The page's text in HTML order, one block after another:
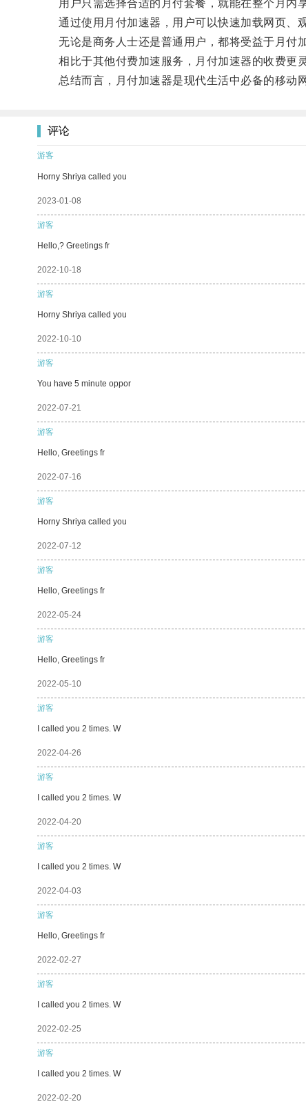
用户只需选择合适的月付套餐，就能在整个月内享
通过使用月付加速器，用户可以快速加载网页、观
无论是商务人士还是普通用户，都将受益于月付加
相比于其他付费加速服务，月付加速器的收费更灵
总结而言，月付加速器是现代生活中必备的移动网
评论
游客
Horny Shriya called you
2023-01-08
游客
Hello,? Greetings fr
2022-10-18
游客
Horny Shriya called you
2022-10-10
游客
You have 5 minute oppor
2022-07-21
游客
Hello, Greetings fr
2022-07-16
游客
Horny Shriya called you
2022-07-12
游客
Hello, Greetings fr
2022-05-24
游客
Hello, Greetings fr
2022-05-10
游客
I called you 2 times. W
2022-04-26
游客
I called you 2 times. W
2022-04-20
游客
I called you 2 times. W
2022-04-03
游客
Hello, Greetings fr
2022-02-27
游客
I called you 2 times. W
2022-02-25
游客
I called you 2 times. W
2022-02-20